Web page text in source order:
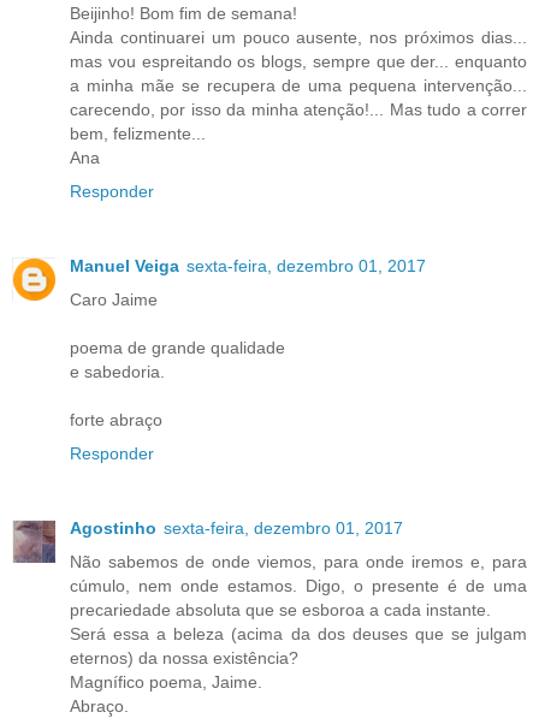
Beijinho! Bom fim de semana!
Ainda continuarei um pouco ausente, nos próximos dias...
mas vou espreitando os blogs, sempre que der... enquanto
a minha mãe se recupera de uma pequena intervenção...
carecendo, por isso da minha atenção!... Mas tudo a correr
bem, felizmente...
Ana
Responder
Manuel Veiga sexta-feira, dezembro 01, 2017
Caro Jaime
poema de grande qualidade
e sabedoria.
forte abraço
Responder
Agostinho sexta-feira, dezembro 01, 2017
Não sabemos de onde viemos, para onde iremos e, para
cúmulo, nem onde estamos. Digo, o presente é de uma
precariedade absoluta que se esboroa a cada instante.
Será essa a beleza (acima da dos deuses que se julgam
eternos) da nossa existência?
Magnífico poema, Jaime.
Abraço.